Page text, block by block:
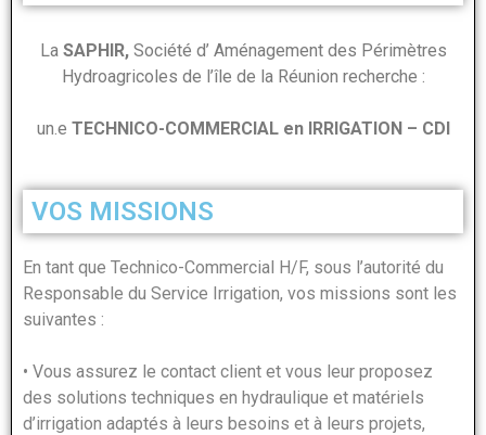
La SAPHIR, Société d’ Aménagement des Périmètres
Hydroagricoles de l’île de la Réunion recherche :
un.e TECHNICO-COMMERCIAL en IRRIGATION – CDI
VOS MISSIONS
En tant que Technico-Commercial H/F, sous l’autorité du
Responsable du Service Irrigation, vos missions sont les
suivantes :
• Vous assurez le contact client et vous leur proposez
des solutions techniques en hydraulique et matériels
d’irrigation adaptés à leurs besoins et à leurs projets,